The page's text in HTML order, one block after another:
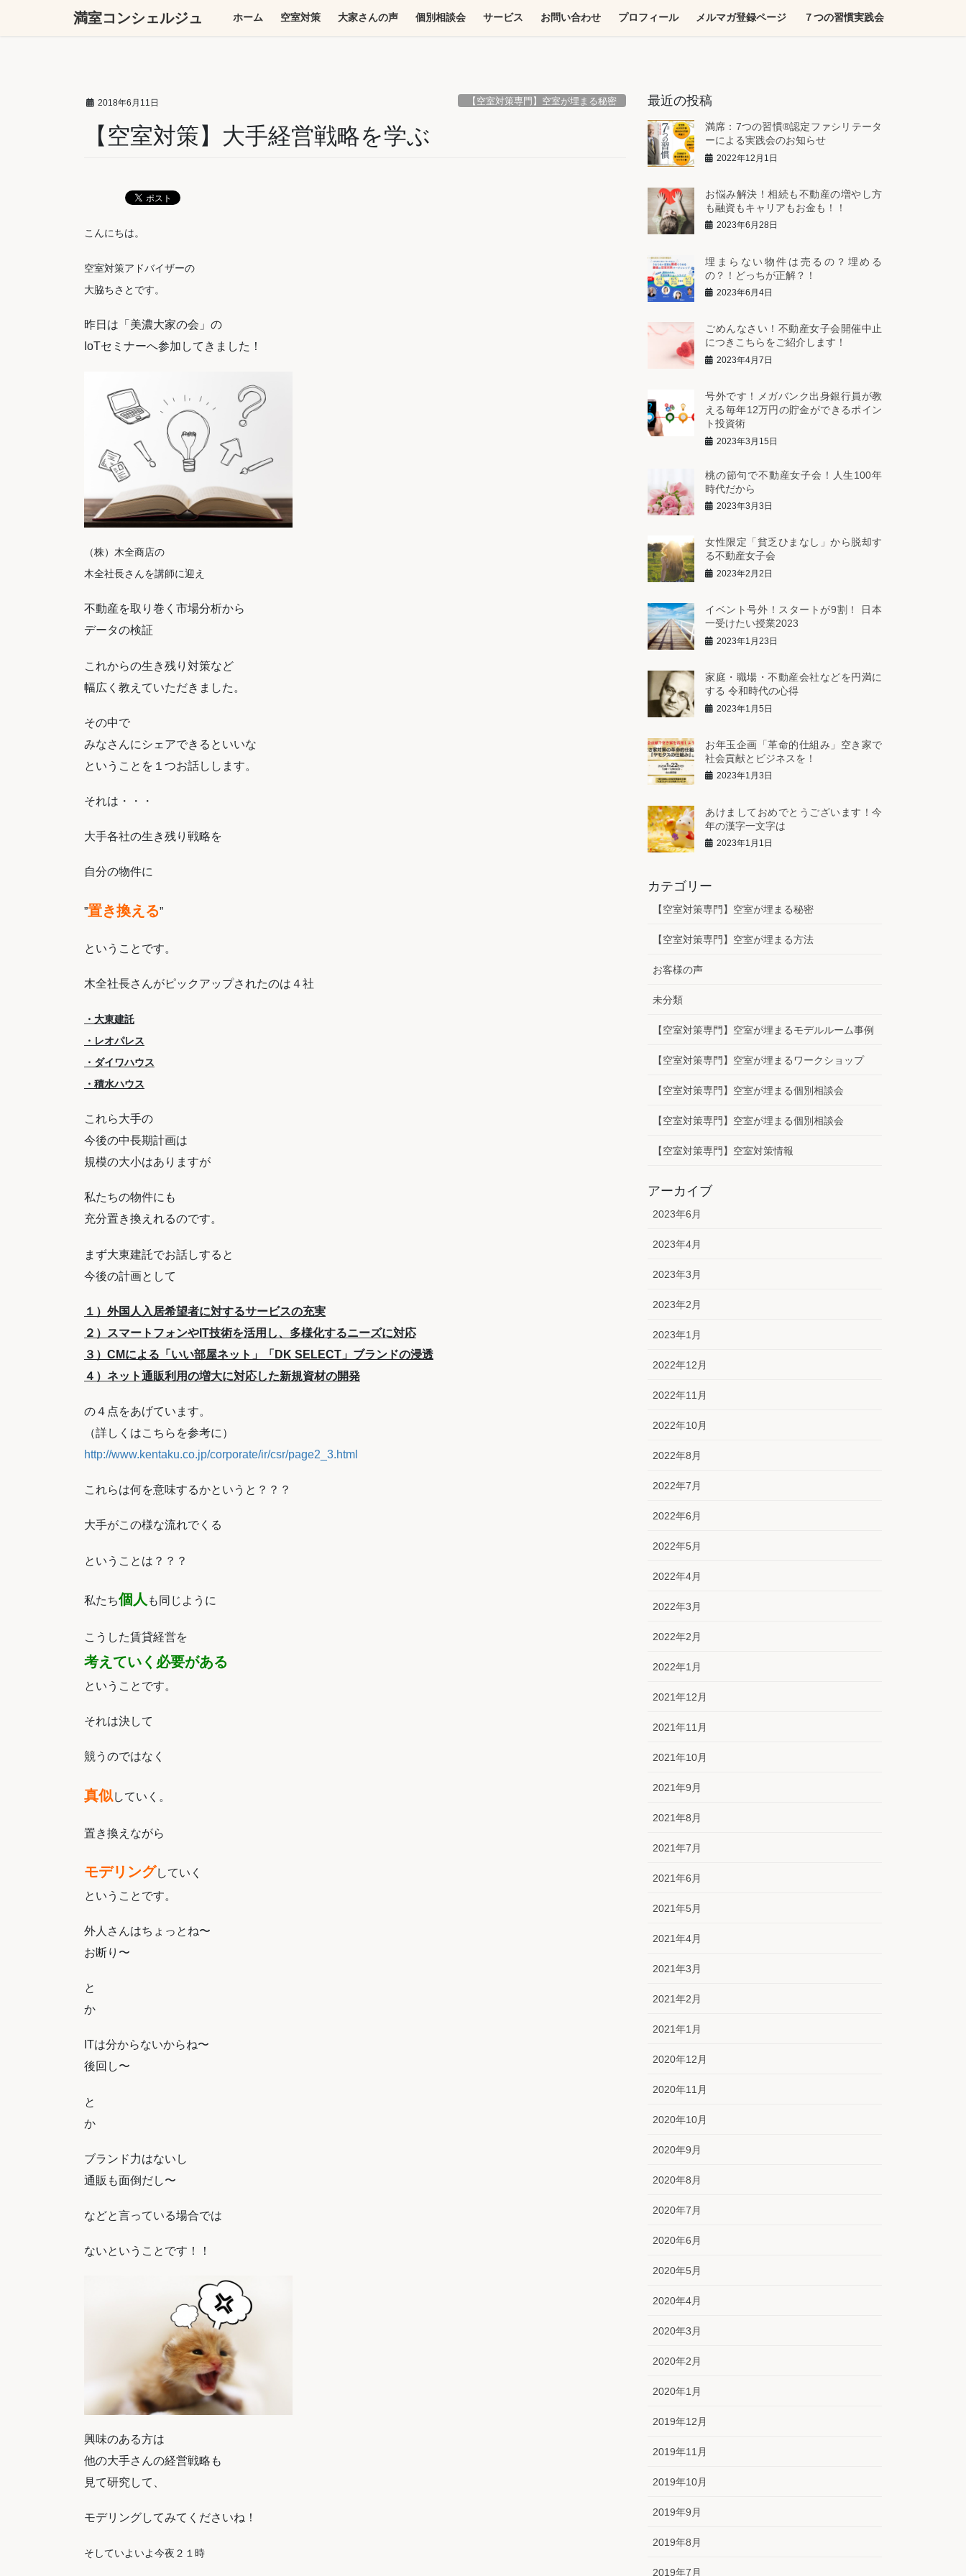
満室コンシェルジュ ホーム 空室対策 大家さんの声 個別相談会 サービス お問い合わせ プロフィール メルマガ登録ページ ７つの習慣実践会
2018年6月11日 【空室対策専門】空室が埋まる秘密
【空室対策】大手経営戦略を学ぶ
こんにちは。
空室対策アドバイザーの
大脇ちさとです。
昨日は「美濃大家の会」の
IoTセミナーへ参加してきました！
（株）木全商店の
木全社長さんを講師に迎え
不動産を取り巻く市場分析から
データの検証
これからの生き残り対策など
幅広く教えていただきました。
その中で
みなさんにシェアできるといいな
ということを１つお話しします。
それは・・・
大手各社の生き残り戦略を
自分の物件に
”置き換える”
ということです。
木全社長さんがピックアップされたのは４社
・大東建託
・レオパレス
・ダイワハウス
・積水ハウス
これら大手の
今後の中長期計画は
規模の大小はありますが
私たちの物件にも
充分置き換えれるのです。
まず大東建託でお話しすると
今後の計画として
１）外国人入居希望者に対するサービスの充実
２）
スマートフォンやIT技術を活用し、多様化するニーズに対応
３）CMによる「いい部屋ネット」「DK SELECT」ブランドの浸透
４）ネット通販利用の増大に対応した新規資材の開発
の４点をあげています。
（詳しくはこちらを参考に）
http://www.kentaku.co.jp/corporate/ir/csr/page2_3.html
これらは何を意味するかというと？？？
大手がこの様な流れでくる
ということは？？？
私たち個人 も同じように
こうした賃貸経営を
考えていく必要がある
ということです。
それは決して
競うのではなく
真似していく。
置き換えながら
モデリングしていく
ということです。
外人さんはちょっとね〜
お断り〜
と
か
ITは分からないからね〜
後回し〜
と
か
ブランド力はないし
通販も面倒だし〜
などと言っている場合では
ないということです！！
興味のある方は
他の大手さんの経営戦略も
見て研究して、
モデリングしてみてくださいね！
そしていよいよ今夜２１時
最近の投稿
満席：7つの習慣®︎認定ファシリテータ
ーによる実践会のお知らせ
2022年12月1日
お悩み解決！相続も不動産の増やし方
も融資もキャリアもお金も！！
2023年6月28日
埋まらない物件は売るの？埋める
の？！どっちが正解？！
2023年6月4日
ごめんなさい！不動産女子会開催中止
につきこちらをご紹介します！
2023年4月7日
号外です！メガバンク出身銀行員が教
える毎年12万円の貯金ができるポイン
ト投資術
2023年3月15日
桃の節句で不動産女子会！人生100年
時代だから
2023年3月3日
女性限定「貧乏ひまなし」から脱却す
る不動産女子会
2023年2月2日
イベント号外！スタートが9割！ 日本
一受けたい授業2023
2023年1月23日
家庭・職場・不動産会社などを円満に
する 令和時代の心得
2023年1月5日
お年玉企画「革命的仕組み」空き家で
社会貢献とビジネスを！
2023年1月3日
あけましておめでとうございます！今
年の漢字一文字は
2023年1月1日
カテゴリー
【空室対策専門】空室が埋まる秘密
【空室対策専門】空室が埋まる方法
お客様の声
未分類
【空室対策専門】空室が埋まるモデルルーム事例
【空室対策専門】空室が埋まるワークショップ
【空室対策専門】空室が埋まる個別相談会
【空室対策専門】空室が埋まる個別相談会
【空室対策専門】空室対策情報
アーカイブ
2023年6月
2023年4月
2023年3月
2023年2月
2023年1月
2022年12月
2022年11月
2022年10月
2022年8月
2022年7月
2022年6月
2022年5月
2022年4月
2022年3月
2022年2月
2022年1月
2021年12月
2021年11月
2021年10月
2021年9月
2021年8月
2021年7月
2021年6月
2021年5月
2021年4月
2021年3月
2021年2月
2021年1月
2020年12月
2020年11月
2020年10月
2020年9月
2020年8月
2020年7月
2020年6月
2020年5月
2020年4月
2020年3月
2020年2月
2020年1月
2019年12月
2019年11月
2019年10月
2019年9月
2019年8月
2019年7月